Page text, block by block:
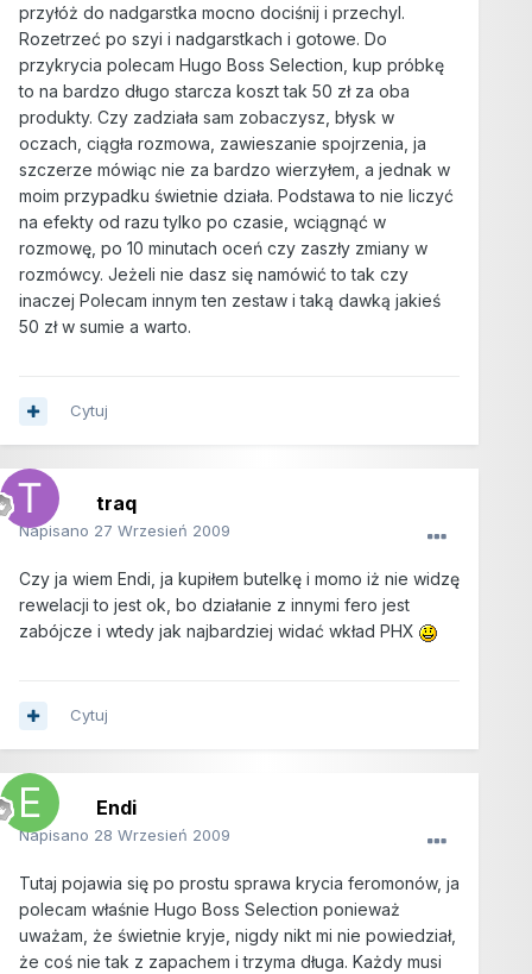
przyłóż do nadgarstka mocno dociśnij i przechyl.
Rozetrzeć po szyi i nadgarstkach i gotowe. Do
przykrycia polecam Hugo Boss Selection, kup próbkę
to na bardzo długo starcza koszt tak 50 zł za oba
produkty. Czy zadziała sam zobaczysz, błysk w
oczach, ciągła rozmowa, zawieszanie spojrzenia, ja
szczerze mówiąc nie za bardzo wierzyłem, a jednak w
moim przypadku świetnie działa. Podstawa to nie liczyć
na efekty od razu tylko po czasie, wciągnąć w
rozmowę, po 10 minutach oceń czy zaszły zmiany w
rozmówcy. Jeżeli nie dasz się namówić to tak czy
inaczej Polecam innym ten zestaw i taką dawką jakieś
50 zł w sumie a warto.
Cytuj
traq
Napisano 27 Wrzesień 2009
Czy ja wiem Endi, ja kupiłem butelkę i momo iż nie widzę
rewelacji to jest ok, bo działanie z innymi fero jest
zabójcze i wtedy jak najbardziej widać wkład PHX
Cytuj
Endi
Napisano 28 Wrzesień 2009
Tutaj pojawia się po prostu sprawa krycia feromonów, ja
polecam właśnie Hugo Boss Selection ponieważ
uważam, że świetnie kryje, nigdy nikt mi nie powiedział,
że coś nie tak z zapachem i trzyma długa. Każdy musi